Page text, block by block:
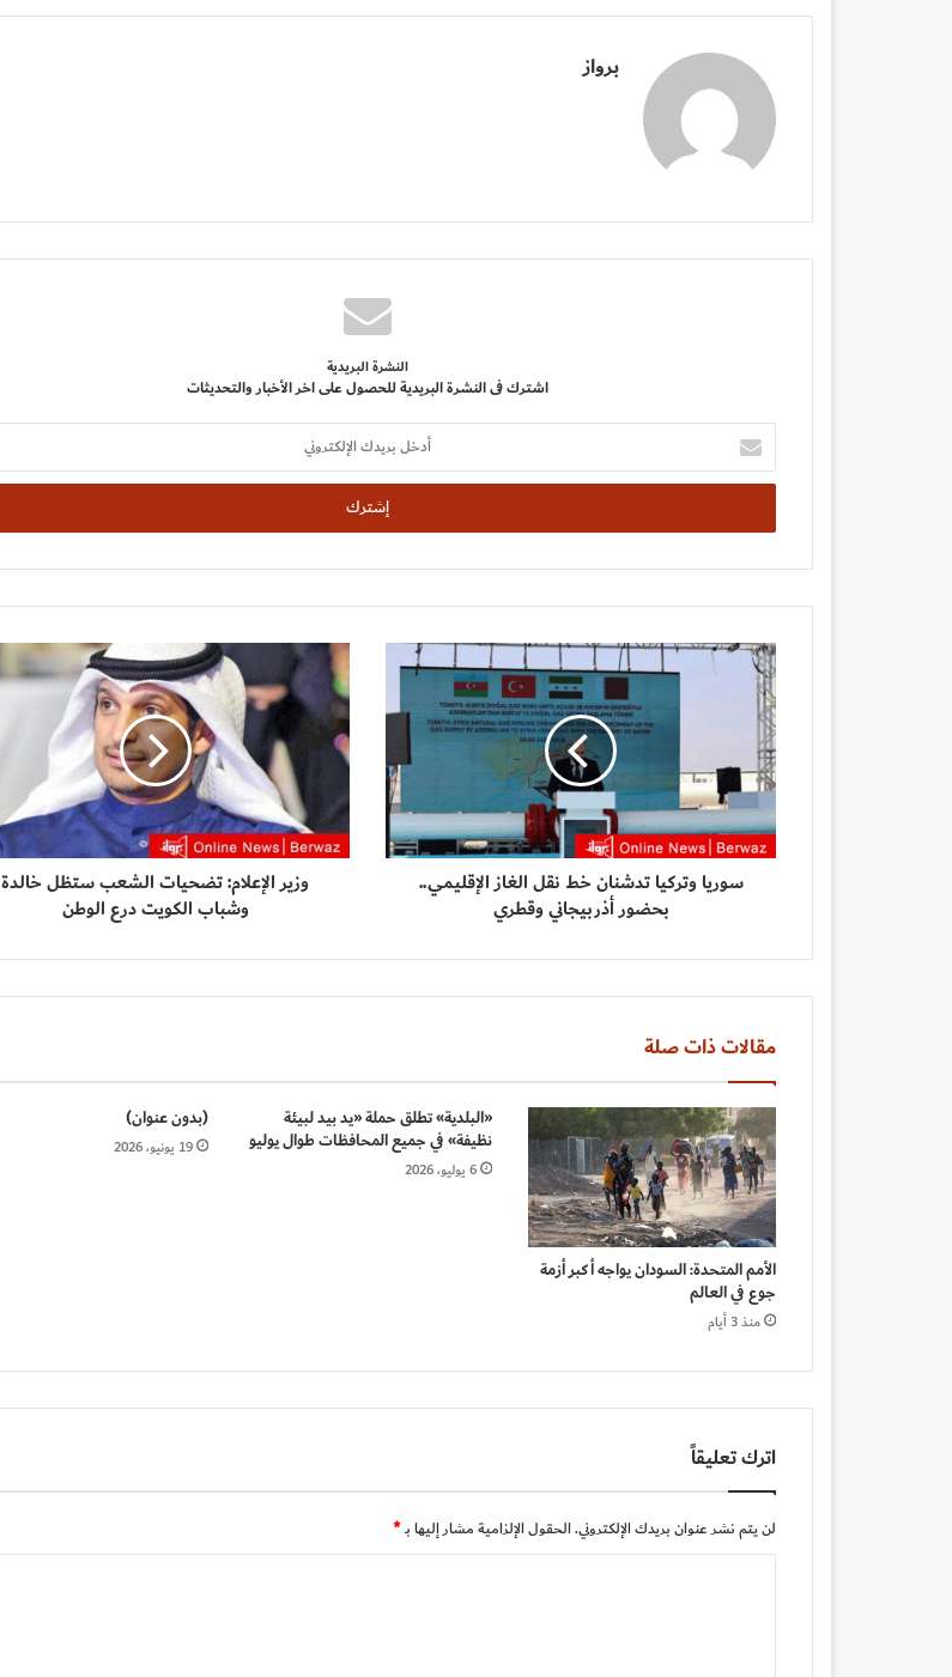
برواز
النشرة البريدية
اشترك فى النشرة البريدية للحصول على اخر الأخبار والتحديثات
أدخل
بريدك
الإلكتروني
سوريا وتركيا تدشنان خط نقل الغاز الإقليمي..
بحضور أذربيجاني وقطري
وزير الإعلام: تضحيات الشعب ستظل خالدة
وشباب الكويت درع الوطن
مقالات ذات صلة
الأمم المتحدة: السودان يواجه أكبر أزمة
جوع في العالم
منذ 3 أيام
«البلدية» تطلق حملة «يد بيد لبيئة
نظيفة» في جميع المحافظات طوال يوليو
6 يوليو، 2026
(بدون عنوان)
19 يونيو، 2026
اترك تعليقاً
لن يتم نشر عنوان بريدك الإلكتروني.الحقول الإلزامية مشار إليها بـ*